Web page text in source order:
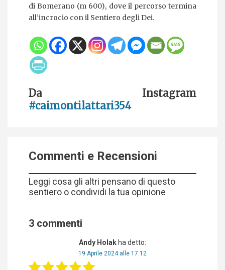
di Bomerano (m 600), dove il percorso termina
all’incrocio con il Sentiero degli Dei.
Da Instagram
#caimontilattari354
Commenti e Recensioni
Leggi cosa gli altri pensano di questo
sentiero o condividi la tua opinione
3 commenti
Andy Holak ha detto:
19 Aprile 2024 alle 17:12